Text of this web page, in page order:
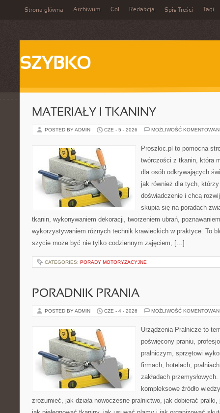
Strona główna Archiwum Gol Redakcja Spis Treści Tagi
SZYBKO
MATERIAŁY I TKANINY
POSTED BY ADMIN CZE - 5 - 2026 MOŻLIWOŚĆ
Proszkic.pl to pomocna
twórczości z tkanin, która
dla osób odkrywających
jak również dla tych,
doświadczenie i chcą
skupia się na poradach
tkanin, wykonywaniem dekoracji, tworzeniem ubrań,
wykorzystywaniem różnych technik krawieckich w praktyce. To
szycie może być nie tylko codziennym zajęciem, […]
CATEGORIES: PORADY MOTORYZACYJNE
PORADNIK PRANIA
POSTED BY ADMIN CZE - 4 - 2026 MOŻLIWOŚĆ
Urządzenia Pralnicze to
poświęcony praniu,
pralniczym, sprzętowi
firmach, hotelach,
zakładach
kompleksowe źródło
zrozumieć, jak działa nowoczesne pralnictwo, jak dobierać